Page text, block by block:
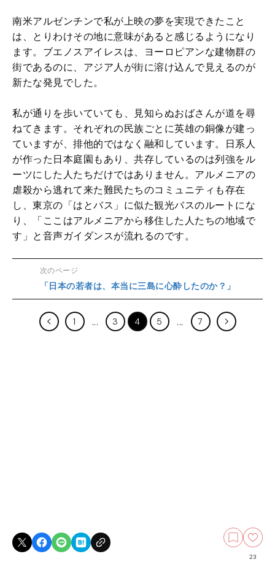
南米アルゼンチンで私が上映の夢を実現できたこと
は、とりわけその地に意味があると感じるようになり
ます。ブエノスアイレスは、ヨーロピアンな建物群の
街であるのに、アジア人が街に溶け込んで見えるのが
新たな発見でした。
私が通りを歩いていても、見知らぬおばさんが道を尋
ねてきます。それぞれの民族ごとに英雄の銅像が建っ
ていますが、排他的ではなく融和しています。日系人
が作った日本庭園もあり、共存しているのは列強をル
ーツにした人たちだけではありません。アルメニアの
虐殺から逃れて来た難民たちのコミュニティも存在
し、東京の「はとバス」に似た観光バスのルートにな
り、「ここはアルメニアから移住した人たちの地域で
す」と音声ガイダンスが流れるのです。
次のページ
「日本の若者は、本当に三島に心酔したのか？」
1 3 4 5 7
23